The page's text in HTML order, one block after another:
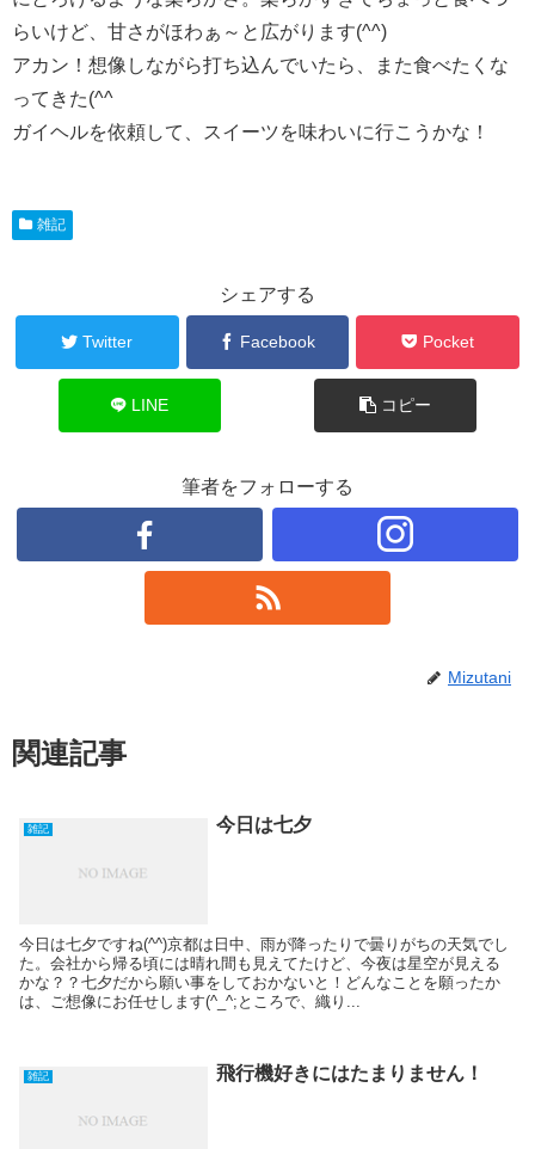
らいけど、甘さがほわぁ～と広がります(^^)
アカン！想像しながら打ち込んでいたら、また食べたくな
ってきた(^^ゞ
ガイヘルを依頼して、スイーツを味わいに行こうかな！
雑記
シェアする
Twitter Facebook Pocket
LINE コピー
筆者をフォローする
Mizutani
関連記事
雑記 今日は七夕
今日は七夕ですね(^^)京都は日中、雨が降ったりで曇りがちの天気でし
た。会社から帰る頃には晴れ間も見えてたけど、今夜は星空が見える
かな？？七夕だから願い事をしておかないと！どんなことを願ったか
は、ご想像にお任せします(^_^;ところで、織り...
雑記 飛行機好きにはたまりません！